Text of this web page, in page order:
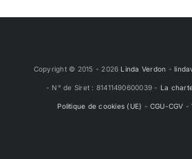
Copyright © 2015 - 2026 Linda Verdon -
- N° de Siret : 81411490600039 - La
Politique de cookies (UE) -CGU-CGV -